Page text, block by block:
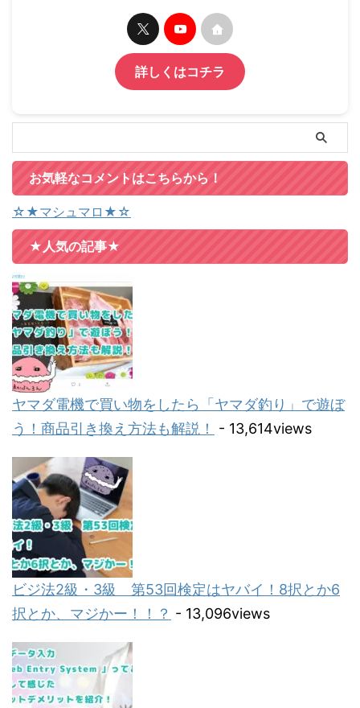
詳しくはコチラ
お気軽なコメントはこちらから！
☆★マシュマロ★☆
★人気の記事★
ヤマダ電機で買い物をしたら「ヤマダ釣り」で遊ぼ
う！商品引き換え方法も解説！
- 13,614views
ビジ法2級・3級 第53回検定はヤバイ！8択とか6
択とか、マジかー！！？ - 13,096views